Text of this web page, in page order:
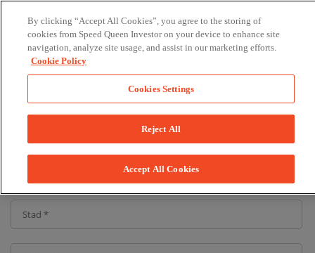
By clicking “Accept All Cookies”, you agree to the storing of
cookies from Speed Queen Investor on your device to enhance site
navigation, analyze site usage, and assist in our marketing efforts.
Cookie Policy
Cookies Settings
Reject All
Accept All Cookies